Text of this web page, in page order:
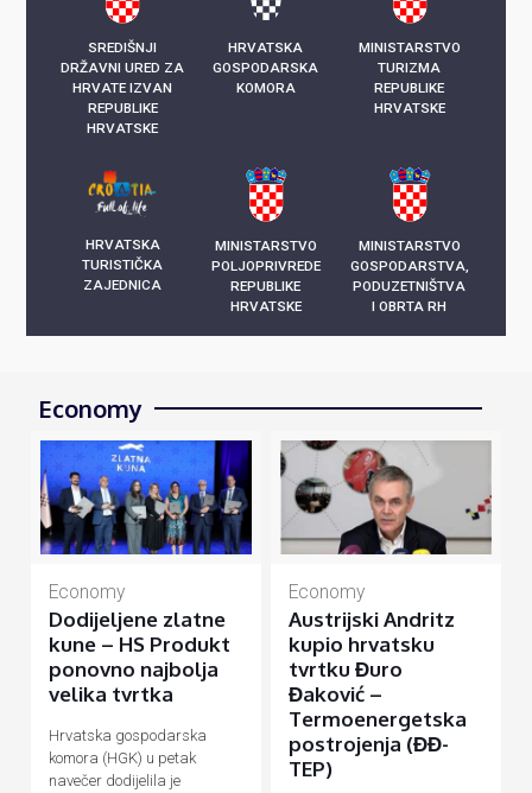
SREDIŠNJI
DRŽAVNI URED ZA
HRVATE IZVAN
REPUBLIKE
HRVATSKE
HRVATSKA
GOSPODARSKA
KOMORA
MINISTARSTVO
TURIZMA
REPUBLIKE
HRVATSKE
HRVATSKA
TURISTIČKA
ZAJEDNICA
MINISTARSTVO
POLJOPRIVREDE
REPUBLIKE
HRVATSKE
MINISTARSTVO
GOSPODARSTVA,
PODUZETNIŠTVA
I OBRTA RH
Economy
Economy
Dodijeljene zlatne
kune – HS Produkt
ponovno najbolja
velika tvrtka
Hrvatska gospodarska
komora (HGK) u petak
navečer dodijelila je
Economy
Austrijski Andritz
kupio hrvatsku
tvrtku Đuro
Đaković –
Termoenergetska
postrojenja (ĐĐ-
TEP)